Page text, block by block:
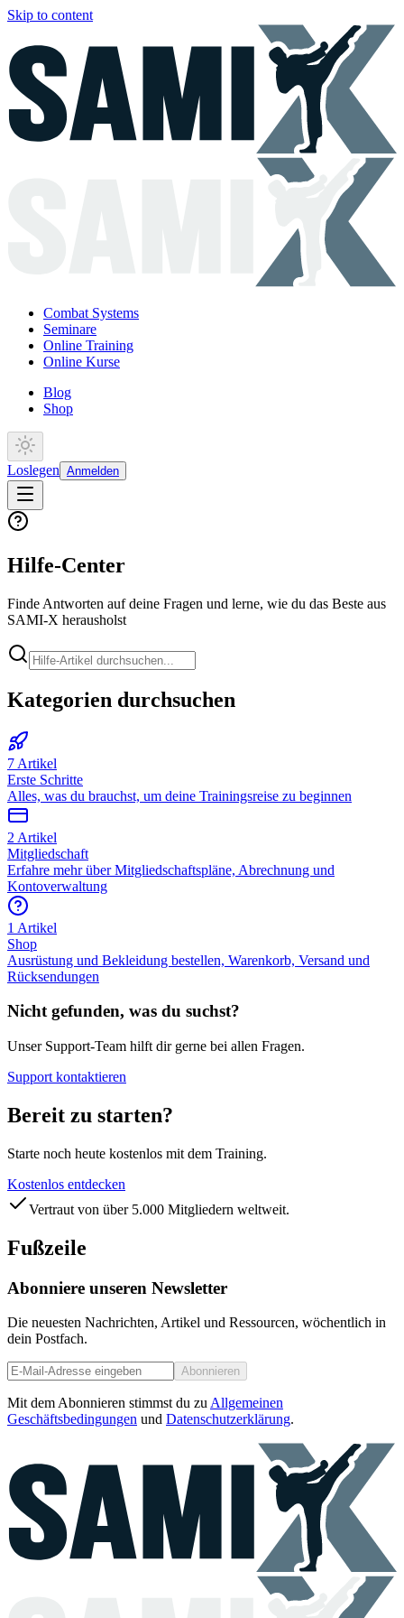
Skip to content
Combat Systems
Seminare
Online Training
Online Kurse
Blog
Shop
Loslegen Anmelden
Hilfe-Center
Finde Antworten auf deine Fragen und lerne, wie du das Beste aus
SAMI-X herausholst
Kategorien durchsuchen
7 Artikel
Erste Schritte
Alles, was du brauchst, um deine Trainingsreise zu beginnen
2 Artikel
Mitgliedschaft
Erfahre mehr über Mitgliedschaftspläne, Abrechnung und
Kontoverwaltung
1 Artikel
Shop
Ausrüstung und Bekleidung bestellen, Warenkorb, Versand und
Rücksendungen
Nicht gefunden, was du suchst?
Unser Support-Team hilft dir gerne bei allen Fragen.
Support kontaktieren
Bereit zu starten?
Starte noch heute kostenlos mit dem Training.
Kostenlos entdecken
Vertraut von über 5.000 Mitgliedern weltweit.
Fußzeile
Abonniere unseren Newsletter
Die neuesten Nachrichten, Artikel und Ressourcen, wöchentlich in
dein Postfach.
Abonnieren
Mit dem Abonnieren stimmst du zuAllgemeinen
Geschäftsbedingungen und Datenschutzerklärung.